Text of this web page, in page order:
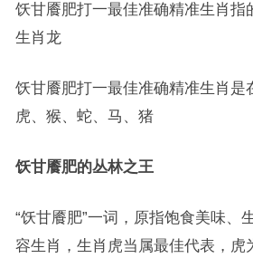
饫甘餍肥打一最佳准确精准生肖指
生肖龙
饫甘餍肥打一最佳准确精准生肖是
虎、猴、蛇、马、猪
饫甘餍肥的丛林之王
“饫甘餍肥”一词，原指饱食美味、
容生肖，生肖虎当属最佳代表，虎